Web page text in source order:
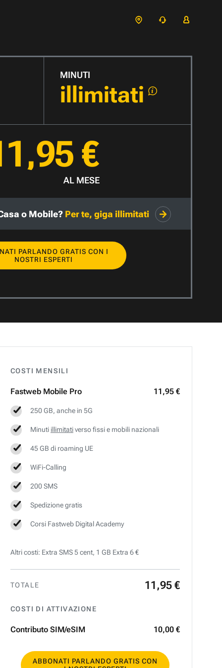
MINUTI
illimitati
€
AL MESE
o Mobile? Per te, giga illimitati
PARLANDO GRATIS CON I
NOSTRI ESPERTI
COSTI MENSILI
Fastweb Mobile Pro 11,95 €
250 GB, anche in 5G
Minuti illimitativerso fissi e mobili nazionali
45 GB di roaming UE
WiFi-Calling
200 SMS
Spedizione gratis
Corsi Fastweb Digital Academy
Altri costi: Extra SMS 5 cent, 1 GB Extra 6 €
TOTALE 11 ,95 €
COSTI DI ATTIVAZIONE
Contributo SIM/eSIM 10,00 €
ABBONATI PARLANDO GRATIS CON